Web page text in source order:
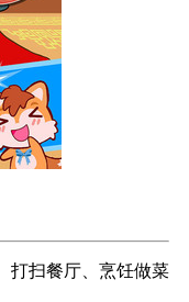
打扫餐厅、烹饪做菜